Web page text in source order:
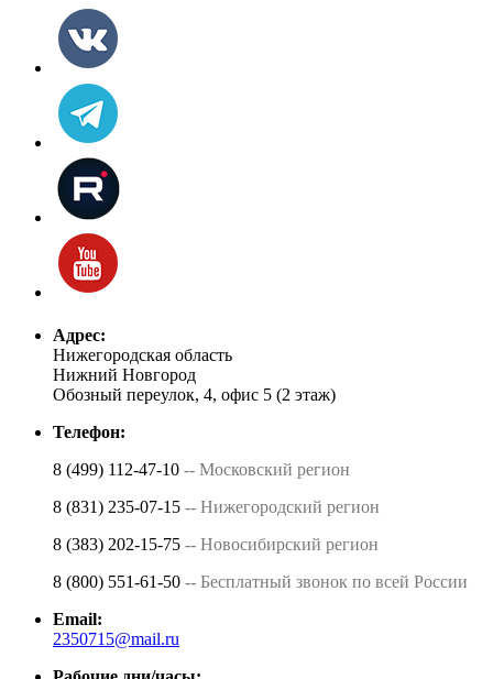
Адрес:
Нижегородская область
Нижний Новгород
Обозный переулок, 4, офис 5 (2 этаж)
Телефон:
8 (499) 112-47-10 -- Московский регион
8 (831) 235-07-15 -- Нижегородский регион
8 (383) 202-15-75 -- Новосибирский регион
8 (800) 551-61-50 -- Бесплатный звонок по всей России
Email:
2350715@mail.ru